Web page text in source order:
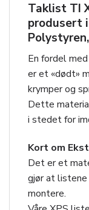
Taklist TI
produsert
En fordel
er et «dødt»
krymper og
Dette
i stedet for
Kort om
Det er et
gjør at
montere.